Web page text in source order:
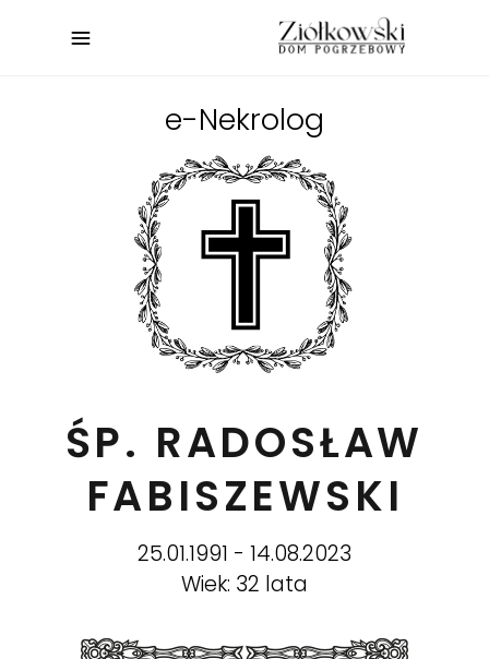
e-Nekrolog
ŚP. RADOSŁAW
FABISZEWSKI
25.01.1991 - 14.08.2023
Wiek: 32 lata